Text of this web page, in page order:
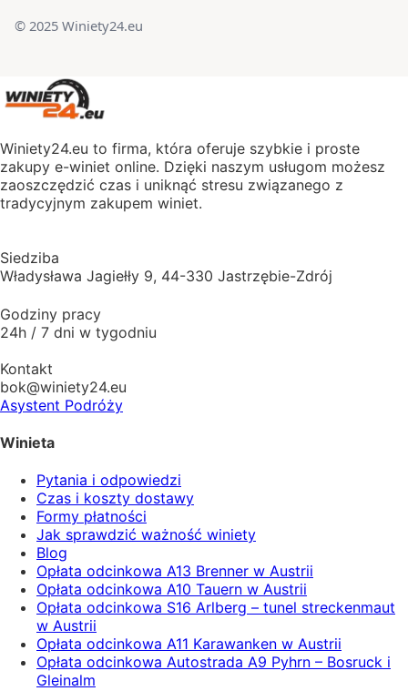
© 2025 Winiety24.eu
Winiety24.eu to firma, która oferuje szybkie i proste
zakupy e-winiet online. Dzięki naszym usługom możesz
zaoszczędzić czas i uniknąć stresu związanego z
tradycyjnym zakupem winiet.
Siedziba
Władysława Jagiełły 9, 44-330 Jastrzębie-Zdrój
Godziny pracy
24h / 7 dni w tygodniu
Kontakt
bok@winiety24.eu
Asystent Podróży
Winieta
Pytania i odpowiedzi
Czas i koszty dostawy
Formy płatności
Jak sprawdzić ważność winiety
Blog
Opłata odcinkowa A13 Brenner w Austrii
Opłata odcinkowa A10 Tauern w Austrii
Opłata odcinkowa S16 Arlberg – tunel streckenmaut
w Austrii
Opłata odcinkowa A11 Karawanken w Austrii
Opłata odcinkowa Autostrada A9 Pyhrn – Bosruck i
Gleinalm